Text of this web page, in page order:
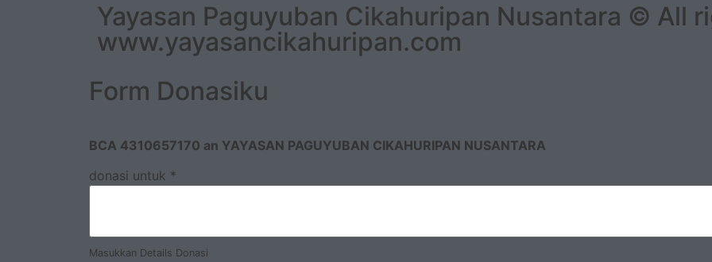
Yayasan Paguyuban Cikahuripan Nusantara © All
www.yayasancikahuripan.com
Form Donasiku
BCA 4310657170 an YAYASAN PAGUYUBAN CIKAHURIPAN NUSANTARA
donasi untuk *
Masukkan Details Donasi